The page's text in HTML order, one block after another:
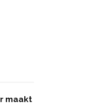
maakt